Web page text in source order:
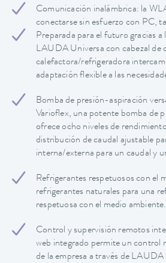
Comunicación inalámbrica: la
conectarse sin esfuerzo con PC,
Preparada para el futuro gracias a
LAUDA Universa con cabezal de
calefactora/refrigeradora
adaptación flexible a las
Bomba de presión-aspiración
Varioflex, una potente bomba de
ofrece ocho niveles de
distribución de caudal ajustable
interna/externa para un caudal y
Refrigerantes respetuosos con el
refrigerantes naturales para una
respetuosa con el medio ambiente.
Control y supervisión remotos
web integrado permite un control
de la empresa a través de